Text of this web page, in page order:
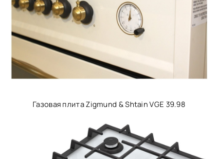
Газовая плита Zigmund & Shtain VGE 39.98